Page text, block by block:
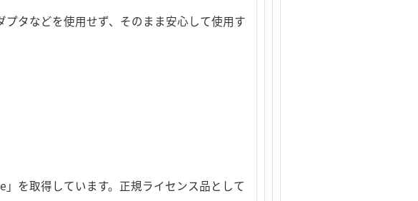
タなどを使用せず、そのまま安心して使用す
を取得しています。正規ライセンス品として